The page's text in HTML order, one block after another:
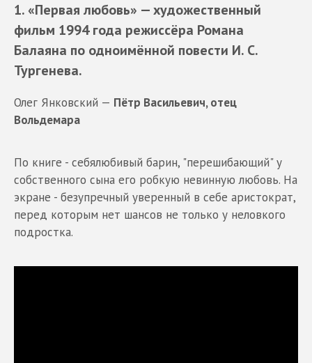
1. «Первая любовь» — художественный
фильм 1994 года режиссёра Романа
Балаяна по одноимённой повести И. С.
Тургенева.
Олег Янковский — Пётр Васильевич, отец
Вольдемара
По книге - себялюбивый барин, "перешибающий" у
собственного сына его робкую невинную любовь. На
экране - безупречный уверенный в себе аристократ,
перед которым нет шансов не только у неловкого
подростка.